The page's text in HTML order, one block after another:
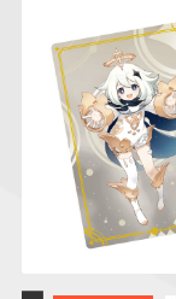
仮面ライダーシリ
ズ
キャラパキ